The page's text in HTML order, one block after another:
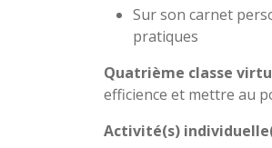
Sur son carnet
pratiques
Quatrième classe
efficience et mettre au
Activité(s)